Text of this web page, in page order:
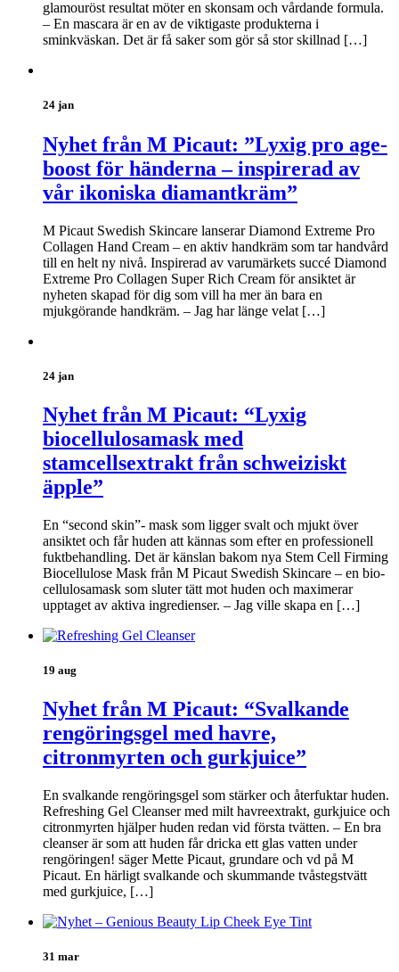
glamouröst resultat möter en skonsam och vårdande formula.
– En mascara är en av de viktigaste produkterna i
sminkväskan. Det är få saker som gör så stor skillnad […]
24 jan
Nyhet från M Picaut: ”Lyxig pro age-
boost för händerna – inspirerad av
vår ikoniska diamantkräm”
M Picaut Swedish Skincare lanserar Diamond Extreme Pro
Collagen Hand Cream – en aktiv handkräm som tar handvård
till en helt ny nivå. Inspirerad av varumärkets succé Diamond
Extreme Pro Collagen Super Rich Cream för ansiktet är
nyheten skapad för dig som vill ha mer än bara en
mjukgörande handkräm. – Jag har länge velat […]
24 jan
Nyhet från M Picaut: “Lyxig
biocellulosamask med
stamcellsextrakt från schweiziskt
äpple”
En “second skin”- mask som ligger svalt och mjukt över
ansiktet och får huden att kännas som efter en professionell
fuktbehandling. Det är känslan bakom nya Stem Cell Firming
Biocellulose Mask från M Picaut Swedish Skincare – en bio-
cellulosamask som sluter tätt mot huden och maximerar
upptaget av aktiva ingredienser. – Jag ville skapa en […]
19 aug
Nyhet från M Picaut: “Svalkande
rengöringsgel med havre,
citronmyrten och gurkjuice”
En svalkande rengöringsgel som stärker och återfuktar huden.
Refreshing Gel Cleanser med milt havreextrakt, gurkjuice och
citronmyrten hjälper huden redan vid första tvätten. – En bra
cleanser är som att huden får dricka ett glas vatten under
rengöringen! säger Mette Picaut, grundare och vd på M
Picaut. En härligt svalkande och skummande tvåstegstvätt
med gurkjuice, […]
31 mar